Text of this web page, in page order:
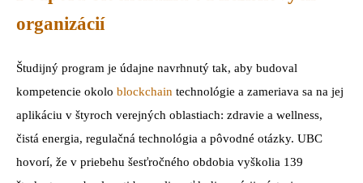
organizácií
Študijný program je údajne navrhnutý tak, aby budoval
kompetencie okolo blockchain technológie a zameriava sa na jej
aplikáciu v štyroch verejných oblastiach: zdravie a wellness,
čistá energia, regulačná technológia a pôvodné otázky. UBC
hovorí, že v priebehu šesťročného obdobia vyškolia 139